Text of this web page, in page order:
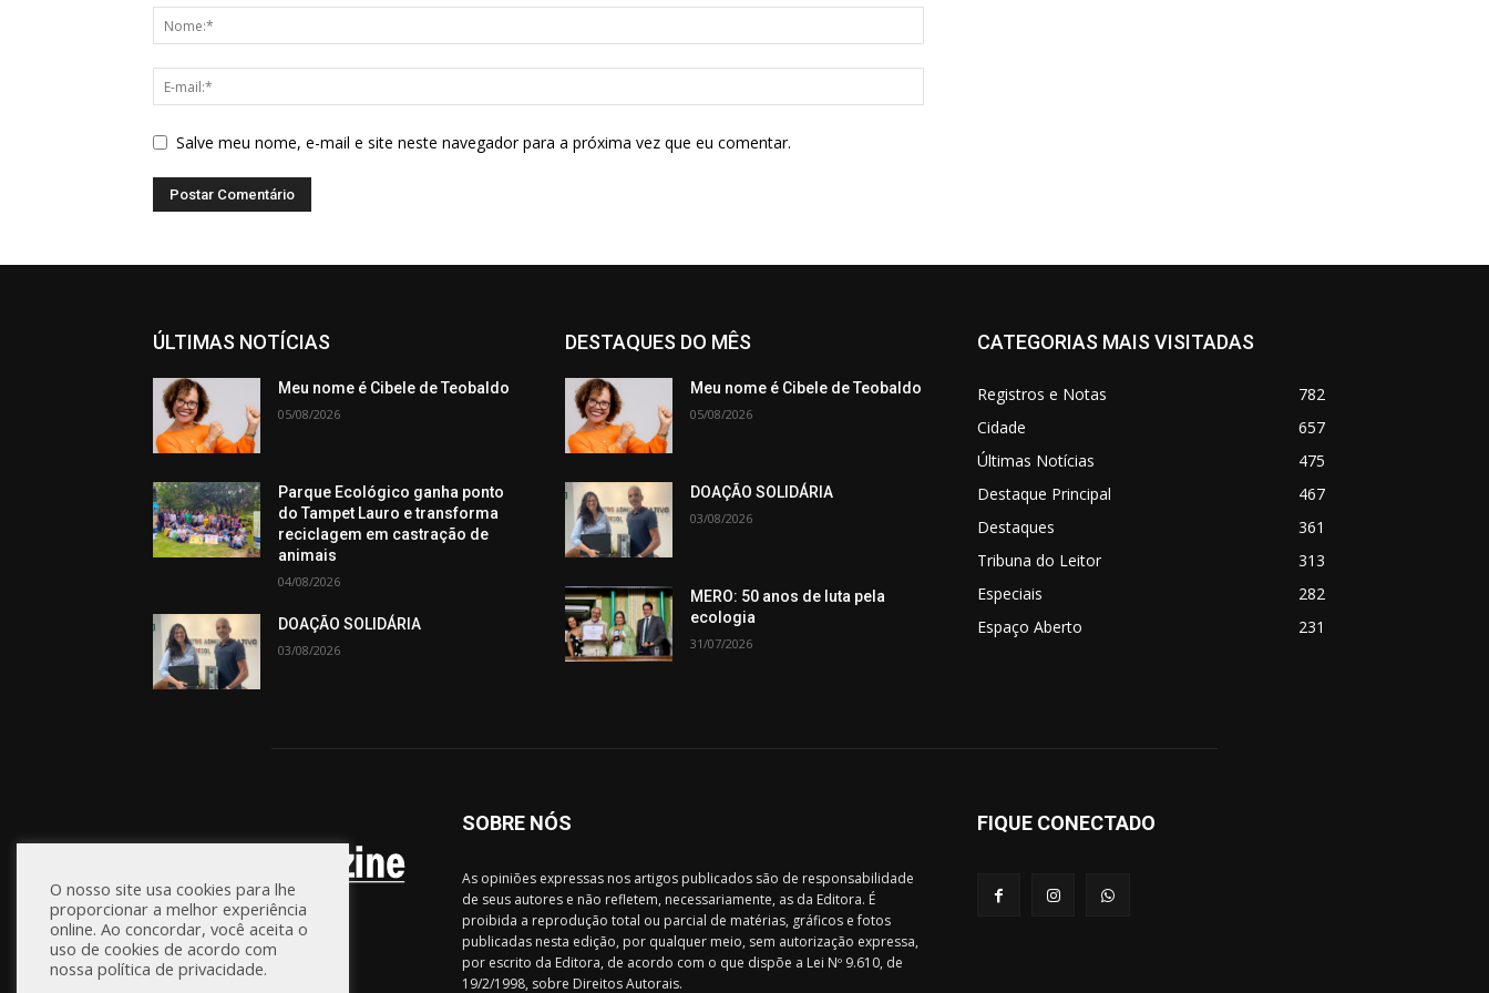
Salve meu nome, e-mail e site neste navegador para a próxima vez que eu comentar.
ÚLTIMAS NOTÍCIAS
Meu nome é Cibele de Teobaldo
05/08/2026
Parque Ecológico ganha ponto
do Tampet Lauro e transforma
reciclagem em castração de
animais
04/08/2026
DOAÇÃO SOLIDÁRIA
03/08/2026
DESTAQUES DO MÊS
Meu nome é Cibele de Teobaldo
05/08/2026
DOAÇÃO SOLIDÁRIA
03/08/2026
MERO: 50 anos de luta pela
ecologia
31/07/2026
CATEGORIAS MAIS VISITADAS
Registros e Notas
782
Cidade
657
Últimas Notícias
475
Destaque Principal
467
Destaques
361
Tribuna do Leitor
313
Especiais
282
Espaço Aberto
231
SOBRE NÓS
As opiniões expressas nos artigos publicados são de responsabilidade
de seus autores e não refletem, necessariamente, as da Editora. É
proibida a reprodução total ou parcial de matérias, gráficos e fotos
publicadas nesta edição, por qualquer meio, sem autorização expressa,
por escrito da Editora, de acordo com o que dispõe a Lei Nº 9.610, de
19/2/1998, sobre Direitos Autorais.
FIQUE CONECTADO
O nosso site usa cookies para lhe
proporcionar a melhor experiência
online. Ao concordar, você aceita o
uso de cookies de acordo com
nossa política de privacidade.